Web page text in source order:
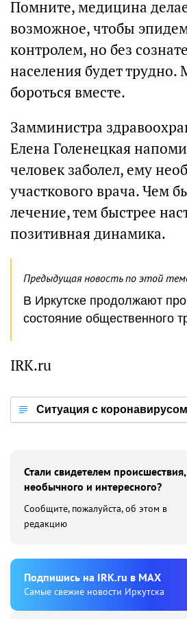
Помните, медицина
возможное, чтобы
контролем, но без
населения будет
бороться вместе.
Замминистра
Елена Голенецкая
человек заболел, ему
участкового врача. Чем
лечение, тем быстрее
позитивная динамика.
Предыдущая новость по этой
В Иркутске продолжают
состояние общественного
IRK.ru
Ситуация с
Стали свидетелем
необычного и интересного?
Сообщите, пожалуйста, об этом в
редакцию
Подпишиcь на IRK.ru в MAX
Cамые свежие новости Иркутска